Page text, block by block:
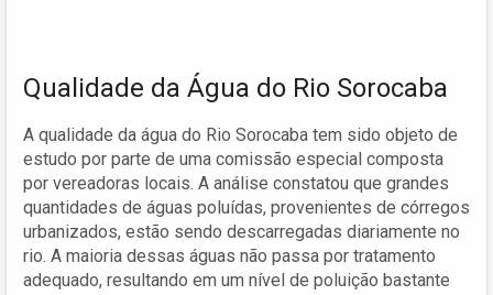
Qualidade da Água do Rio Sorocaba
A qualidade da água do Rio Sorocaba tem sido objeto de
estudo por parte de uma comissão especial composta
por vereadoras locais. A análise constatou que grandes
quantidades de águas poluídas, provenientes de córregos
urbanizados, estão sendo descarregadas diariamente no
rio. A maioria dessas águas não passa por tratamento
adequado, resultando em um nível de poluição bastante